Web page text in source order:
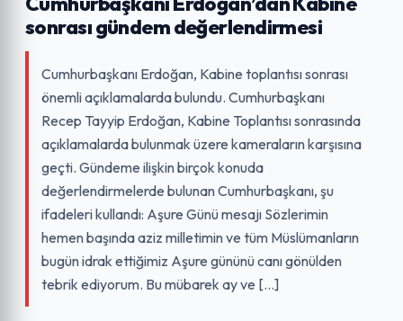
sonrası gündem değerlendirmesi
Cumhurbaşkanı Erdoğan, Kabine toplantısı sonrası
önemli açıklamalarda bulundu. Cumhurbaşkanı
Recep Tayyip Erdoğan, Kabine Toplantısı sonrasında
açıklamalarda bulunmak üzere kameraların karşısına
geçti. Gündeme ilişkin birçok konuda
değerlendirmelerde bulunan Cumhurbaşkanı, şu
ifadeleri kullandı: Aşure Günü mesajı Sözlerimin
hemen başında aziz milletimin ve tüm Müslümanların
bugün idrak ettiğimiz Aşure gününü canı gönülden
tebrik ediyorum. Bu mübarek ay ve […]